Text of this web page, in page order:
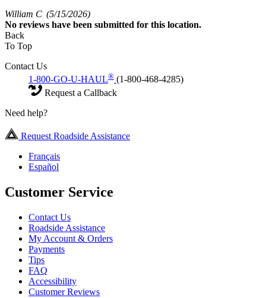
William C (5/15/2026)
No reviews have been submitted for this location.
Back
To Top
Contact Us
1-800-GO-U-HAUL® (1-800-468-4285)
Request a Callback
Need help?
Request Roadside Assistance
Français
Español
Customer Service
Contact Us
Roadside Assistance
My Account & Orders
Payments
Tips
FAQ
Accessibility
Customer Reviews